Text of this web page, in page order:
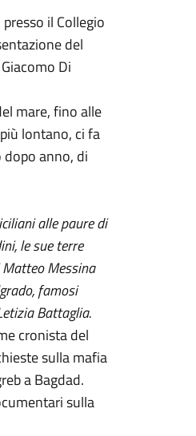
il Collegio
del
Di
mare, fino alle
lontano, ci fa
anno, di
alle paure di
le sue terre
Messina
famosi
Battaglia.
cronista del
sulla mafia
a Bagdad.
sulla